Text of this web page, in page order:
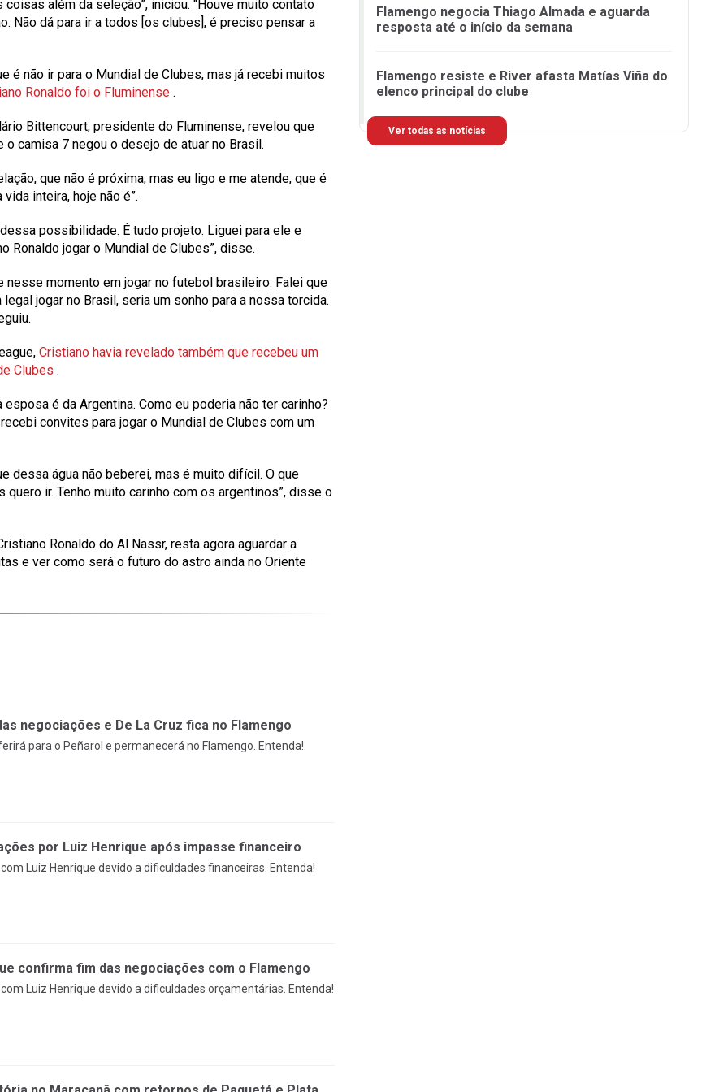
além da seleção”, iniciou. "Houve muito contato
Não dá para ir a todos [os clubes], é preciso pensar a
é não ir para o Mundial de Clubes, mas já recebi muitos
Ronaldo foi o Fluminense .
Bittencourt, presidente do Fluminense, revelou que
camisa 7 negou o desejo de atuar no Brasil.
que não é próxima, mas eu ligo e me atende, que é
inteira, hoje não é”.
possibilidade. É tudo projeto. Liguei para ele e
jogar o Mundial de Clubes”, disse.
momento em jogar no futebol brasileiro. Falei que
jogar no Brasil, seria um sonho para a nossa torcida.
Cristiano havia revelado também que recebeu um
Clubes .
é da Argentina. Como eu poderia não ter carinho?
convites para jogar o Mundial de Clubes com um
dessa água não beberei, mas é muito difícil. O que
ir. Tenho muito carinho com os argentinos”, disse o
Ronaldo do Al Nassr, resta agora aguardar a
e ver como será o futuro do astro ainda no Oriente
negociações e De La Cruz fica no Flamengo
para o Peñarol e permanecerá no Flamengo. Entenda!
por Luiz Henrique após impasse financeiro
Luiz Henrique devido a dificuldades financeiras. Entenda!
confirma fim das negociações com o Flamengo
Luiz Henrique devido a dificuldades orçamentárias. Entenda!
Flamengo negocia Thiago Almada e aguarda
resposta até o início da semana
Flamengo resiste e River afasta Matías Viña do
elenco principal do clube
Ver todas as notícias